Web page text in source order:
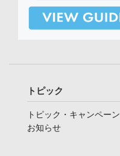
トピック
トピック・キャンペーン
お知らせ